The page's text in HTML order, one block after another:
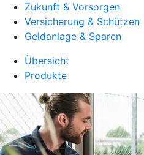
Zukunft & Vorsorgen
Versicherung & Schützen
Geldanlage & Sparen
Übersicht
Produkte